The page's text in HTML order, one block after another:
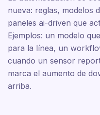
nueva: reglas, modelos
paneles ai-driven que
Ejemplos: un modelo
para la línea, un
cuando un sensor
marca el aumento de
arriba.